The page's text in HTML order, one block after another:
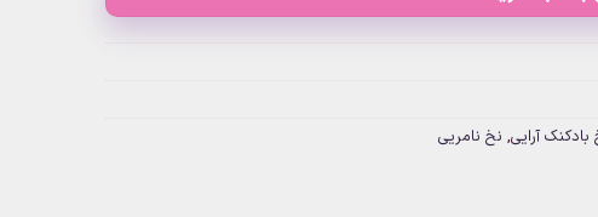
بادکنک آرایی, نخ نامریی